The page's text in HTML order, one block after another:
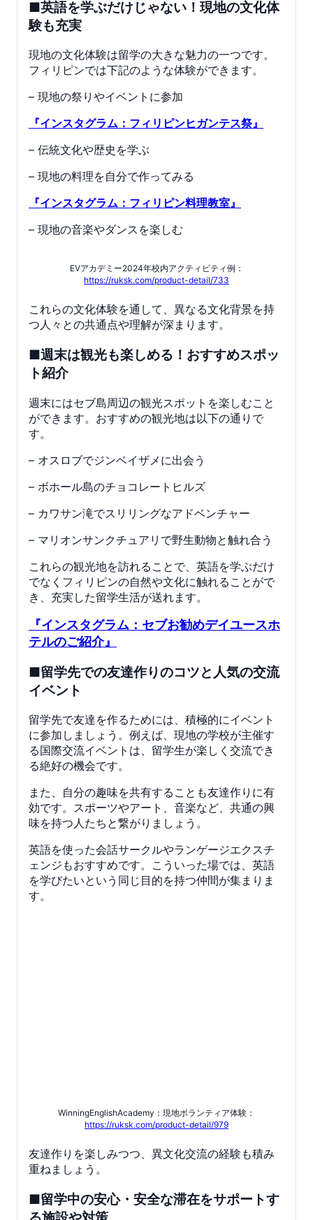
■英語を学ぶだけじゃない！現地の文化体
験も充実
現地の文化体験は留学の大きな魅力の一つです。
フィリピンでは下記のような体験ができます。
– 現地の祭りやイベントに参加
『インスタグラム：フィリピンヒガンテス祭』
– 伝統文化や歴史を学ぶ
– 現地の料理を自分で作ってみる
『インスタグラム：フィリピン料理教室』
– 現地の音楽やダンスを楽しむ
EVアカデミー2024年校内アクティビティ例：
https://ruksk.com/product-detail/733
これらの文化体験を通して、異なる文化背景を持
つ人々との共通点や理解が深まります。
■週末は観光も楽しめる！おすすめスポッ
ト紹介
週末にはセブ島周辺の観光スポットを楽しむこと
ができます。おすすめの観光地は以下の通りで
す。
– オスロブでジンベイザメに出会う
– ボホール島のチョコレートヒルズ
– カワサン滝でスリリングなアドベンチャー
– マリオンサンクチュアリで野生動物と触れ合う
これらの観光地を訪れることで、英語を学ぶだけ
でなくフィリピンの自然や文化に触れることがで
き、充実した留学生活が送れます。
『インスタグラム：セブお勧めデイユースホ
テルのご紹介』
■留学先での友達作りのコツと人気の交流
イベント
留学先で友達を作るためには、積極的にイベント
に参加しましょう。例えば、現地の学校が主催す
る国際交流イベントは、留学生が楽しく交流でき
る絶好の機会です。
また、自分の趣味を共有することも友達作りに有
効です。スポーツやアート、音楽など、共通の興
味を持つ人たちと繋がりましょう。
英語を使った会話サークルやランゲージエクスチ
ェンジもおすすめです。こういった場では、英語
を学びたいという同じ目的を持つ仲間が集まりま
す。
WinningEnglishAcademy：現地ボランティア体験：
https://ruksk.com/product-detail/979
友達作りを楽しみつつ、異文化交流の経験も積み
重ねましょう。
■留学中の安心・安全な滞在をサポートす